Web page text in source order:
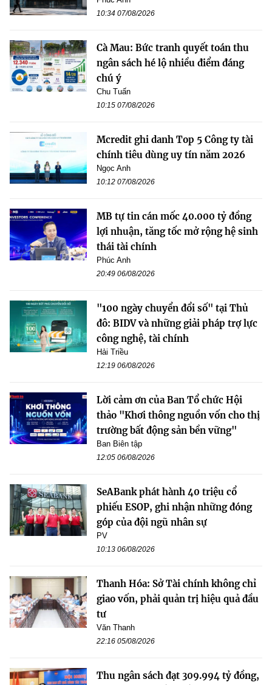
10:34 07/08/2026
Cà Mau: Bức tranh quyết toán thu
ngân sách hé lộ nhiều điểm đáng
chú ý
Chu Tuấn
10:15 07/08/2026
Mcredit ghi danh Top 5 Công ty tài
chính tiêu dùng uy tín năm 2026
Ngọc Anh
10:12 07/08/2026
MB tự tin cán mốc 40.000 tỷ đồng
lợi nhuận, tăng tốc mở rộng hệ sinh
thái tài chính
Phúc Anh
20:49 06/08/2026
"100 ngày chuyển đổi số" tại Thủ
đô: BIDV và những giải pháp trợ lực
công nghệ, tài chính
Hải Triều
12:19 06/08/2026
Lời cảm ơn của Ban Tổ chức Hội
thảo "Khơi thông nguồn vốn cho thị
trường bất động sản bền vững"
Ban Biên tập
12:05 06/08/2026
SeABank phát hành 40 triệu cổ
phiếu ESOP, ghi nhận những đóng
góp của đội ngũ nhân sự
PV
10:13 06/08/2026
Thanh Hóa: Sở Tài chính không chỉ
giao vốn, phải quản trị hiệu quả đầu
tư
Văn Thanh
22:16 05/08/2026
Thu ngân sách đạt 309.994 tỷ đồng,